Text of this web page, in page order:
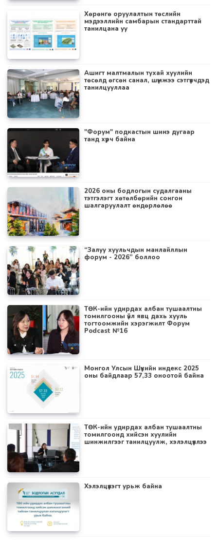
Хөрөнгө оруулалтын төслийн
мэдээллийн самбарын стандарттай
танилцана уу
Ашигт малтмалын тухай хуулийн
төсөлд өгсөн санал, шүүмжээ сэтгүүлчдэд
танилцууллаа
"Форум" подкастын шинэ дугаар
танд хүрч байна
2026 оны бодлогын судалгааны
тэтгэлэгт хөтөлбөрийн сонгон
шалгаруулалт өндөрлөлөө
“Залуу хуульчдын манлайллын
форум - 2026” боллоо
ТӨК-ийн удирдах албан тушаалтны
томилгооны үйл явц дахь хууль
тогтоомжийн хэрэгжилт Форум
Podcast №16
Монгол Улсын Шүүхийн индекс 2025
оны байдлаар 57,33 оноотой байна
ТӨК-ийн удирдах албан тушаалтны
томилгоонд хийсэн хуулийн
шинжилгээг танилцуулж, хэлэлцүүллээ
Хэлэлцүүлэгт урьж байна